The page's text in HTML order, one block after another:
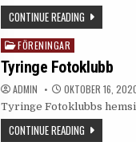
CONTINUE READING
Posted
in
FÖRENINGAR
Tyringe Fotoklubb
ADMIN OKTOBER 16,
Tyringe Fotoklubbs
CONTINUE READING